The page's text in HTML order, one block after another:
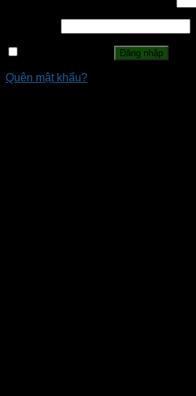
Đăng nhập
Quên mật khẩu?